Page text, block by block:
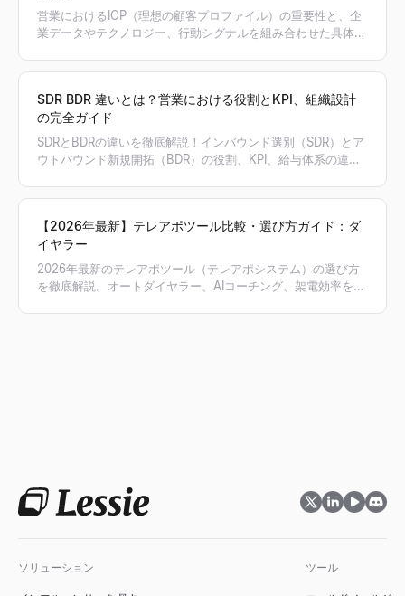
営業におけるICP（理想の顧客プロファイル）の重要性と、企
業データやテクノロジー、行動シグナルを組み合わせた具体的
SDR BDR 違いとは？営業における役割とKPI、組織設計
の完全ガイド
SDRとBDRの違いを徹底解説！インバウンド選別（SDR）とア
ウトバウンド新規開拓（BDR）の役割、KPI、給与体系の違い
【2026年最新】テレアポツール比較・選び方ガイド：ダ
イヤラー
2026年最新のテレアポツール（テレアポシステム）の選び方
を徹底解説。オートダイヤラー、AIコーチング、架電効率を最
ソリューション ツール